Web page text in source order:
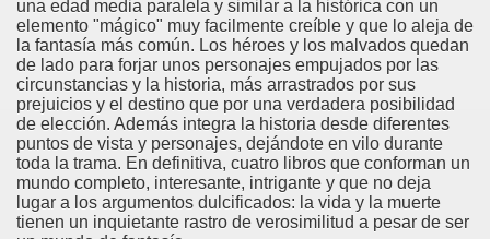
una edad media paralela y similar a la histórica con un
elemento "mágico" muy facilmente creíble y que lo aleja de
la fantasía más común. Los héroes y los malvados quedan
de lado para forjar unos personajes empujados por las
circunstancias y la historia, más arrastrados por sus
prejuicios y el destino que por una verdadera posibilidad
de elección. Además integra la historia desde diferentes
puntos de vista y personajes, dejándote en vilo durante
toda la trama. En definitiva, cuatro libros que conforman un
mundo completo, interesante, intrigante y que no deja
lugar a los argumentos dulcificados: la vida y la muerte
tienen un inquietante rastro de verosimilitud a pesar de ser